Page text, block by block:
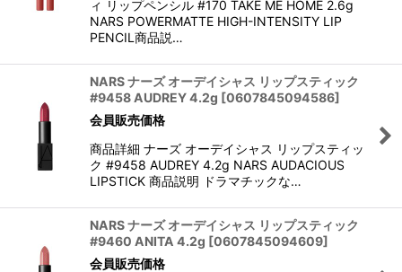
ィ リップペンシル #170 TAKE ME HOME 2.6g
NARS POWERMATTE HIGH-INTENSITY LIP
PENCIL商品説…
NARS ナーズ オーデイシャス リップスティック
#9458 AUDREY 4.2g [0607845094586]
会員販売価格
商品詳細 ナーズ オーデイシャス リップスティッ
ク #9458 AUDREY 4.2g NARS AUDACIOUS
LIPSTICK 商品説明 ドラマチックな…
NARS ナーズ オーデイシャス リップスティック
#9460 ANITA 4.2g [0607845094609]
会員販売価格